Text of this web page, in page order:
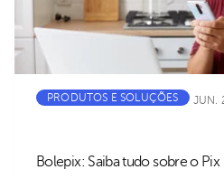
PRODUTOS E SOLUÇÕES JUN.
Bolepix: Saiba tudo sobre o